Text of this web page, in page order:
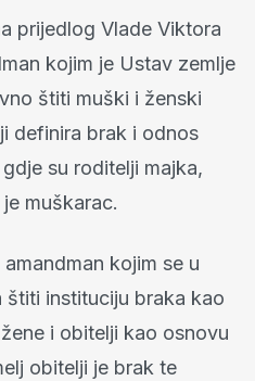
prijedlog Vlade Viktora
kojim je Ustav zemlje
štiti muški i ženski
definira brak i odnos
su roditelji majka,
muškarac.
kojim se u
štiti instituciju braka kao
i obitelji kao osnovu
obitelji je brak te